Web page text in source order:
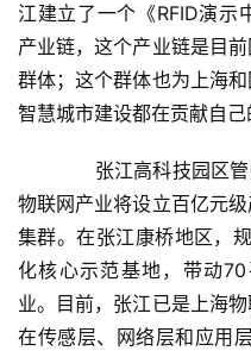
江建立了一个《RFID演示
产业链，这个产业链是目
群体；这个群体也为上海
智慧城市建设都在贡献自己
张江高科技园区管
物联网产业将设立百亿元
集群。在张江康桥地区，
化核心示范基地，带动
业。目前，张江已是上海
在传感层、网络层和应用